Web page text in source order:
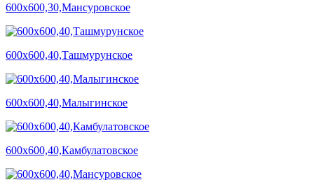
600х600,30,Мансуровское
600х600,40,Ташмурунское
600х600,40,Малыгинское
600х600,40,Камбулатовское